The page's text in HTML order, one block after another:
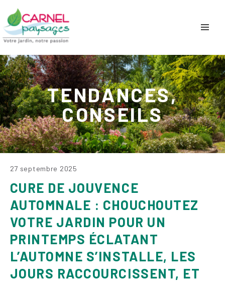
TENDANCES,
CONSEILS
27 septembre 2025
CURE DE JOUVENCE
AUTOMNALE : CHOUCHOUTEZ
VOTRE JARDIN POUR UN
PRINTEMPS ÉCLATANT
L’AUTOMNE S’INSTALLE, LES
JOURS RACCOURCISSENT, ET